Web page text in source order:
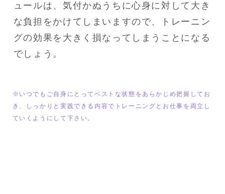
ュールは、気付かぬうちに心身に対して大き
な負担をかけてしまいますので、トレーニン
グの効果を大きく損なってしまうことになる
でしょう。
※いつでもご自身にとってベストな状態をあらかじめ把握してお
き、しっかりと実践できる内容でトレーニングとお仕事を両立し
ていくようにして下さい。